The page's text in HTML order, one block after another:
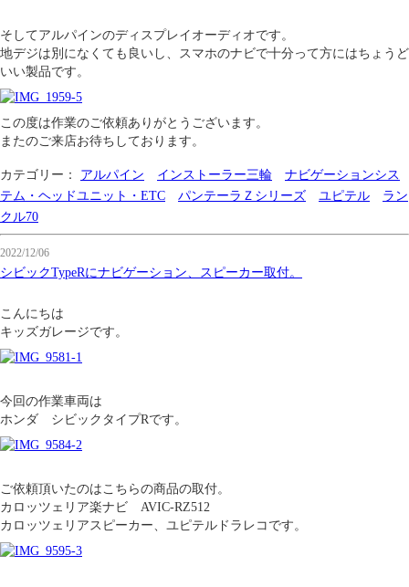
そしてアルパインのディスプレイオーディオです。
地デジは別になくても良いし、スマホのナビで十分って方にはちょうど
いい製品です。
この度は作業のご依頼ありがとうございます。
またのご来店お待ちしております。
カテゴリー： アルパイン インストーラー三輪
ナビゲーションシス
テム・ヘッドユニット・ETC
パンテーラＺシリーズ ユピテル
ラン
クル70
2022/12/06
シビックTypeRにナビゲーション、スピーカー取付。
こんにちは
キッズガレージです。
今回の作業車両は
ホンダ シビックタイプRです。
ご依頼頂いたのはこちらの商品の取付。
カロッツェリア楽ナビ AVIC-RZ512
カロッツェリアスピーカー、ユピテルドラレコです。